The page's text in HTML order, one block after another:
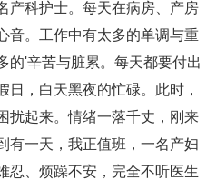
产科护士。每天在病房、产房
音。工作中有太多的单调与重
的'辛苦与脏累。每天都要付出
日，白天黑夜的忙碌。此时，
扰起来。情绪一落千丈，刚来
有一天，我正值班，一名产妇
忍、烦躁不安，完全不听医生